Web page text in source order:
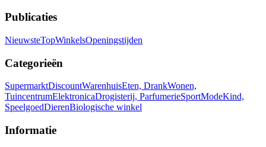
Publicaties
NieuwsteTopWinkelsOpeningstijden
Categorieën
SupermarktDiscountWarenhuisEten, DrankWonen,
TuincentrumElektronicaDrogisterij, ParfumerieSportModeKind,
SpeelgoedDierenBiologische winkel
Informatie